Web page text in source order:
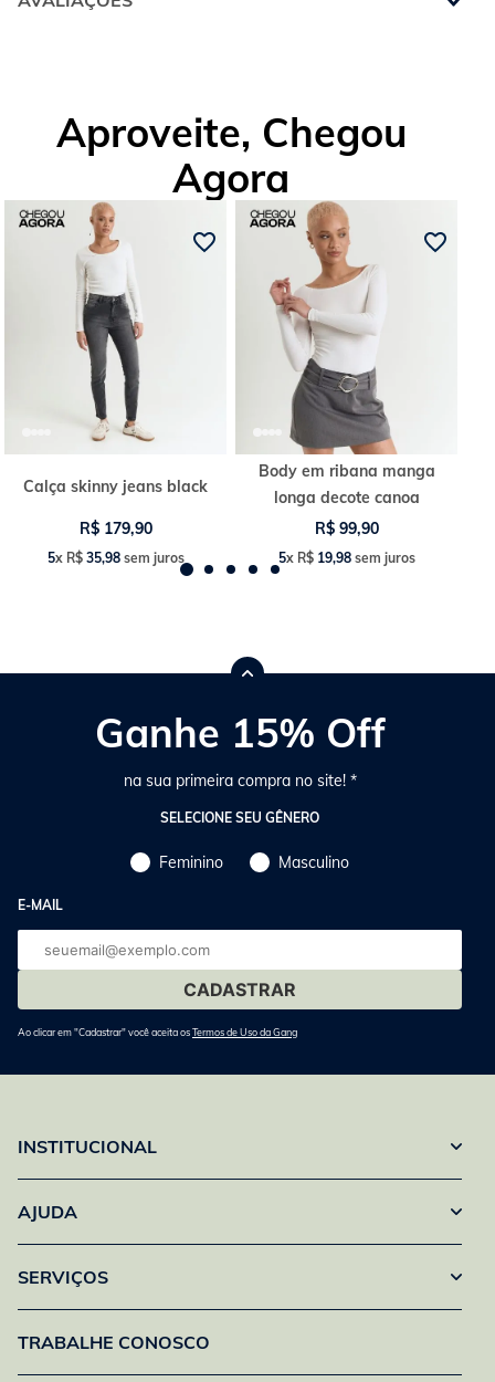
Aproveite, Chegou
Agora
Calça skinny jeans black
R$ 179,90
5x R$ 35,98sem juros
Body em ribana manga
longa decote canoa
R$ 99,90
5x R$ 19,98sem juros
Ganhe 15% Off
na sua primeira compra no site! *
SELECIONE SEU GÊNERO
Feminino Masculino
E-MAIL
E-
mail
Ao clicar em "Cadastrar" você aceita osTermos de Uso da Gang
INSTITUCIONAL
AJUDA
SERVIÇOS
TRABALHE CONOSCO